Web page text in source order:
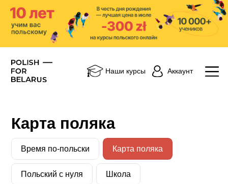
Наши курсы Аккаунт
Карта поляка
Время по-польски Карта поляка
Польский с нуля Школа